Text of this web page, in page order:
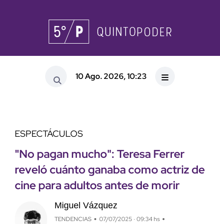
10 Ago. 2026, 10:23
ESPECTÁCULOS
"No pagan mucho": Teresa Ferrer
reveló cuánto ganaba como actriz de
cine para adultos antes de morir
Miguel Vázquez
TENDENCIAS 07/07/2025 · 09:34 hs